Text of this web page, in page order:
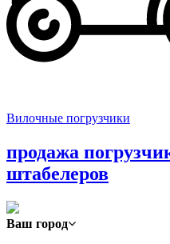
Вилочные погрузчики
продажа
штабелеров
Ваш город